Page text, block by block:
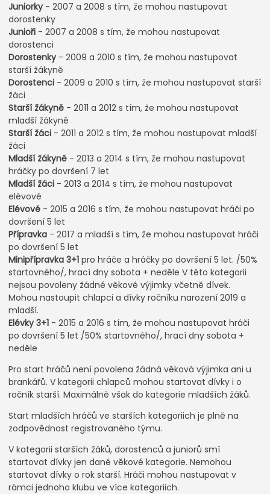
Juniorky- 2007 a 2008 s tím, že mohou nastupovat
dorostenky
Junioři - 2007 a 2008 s tím, že mohou nastupovat
dorostenci
Dorostenky- 2009 a 2010 s tím, že mohou nastupovat
starší žákyně
Dorostenci - 2009 a 2010 s tím, že mohou nastupovat starší
žáci
Starší žákyně - 2011 a 2012 s tím, že mohou nastupovat
mladší žákyně
Starší žáci - 2011 a 2012 s tím, že mohou nastupovat mladší
žáci
Mladší žákyně - 2013 a 2014 s tím, že mohou nastupovat
hráčky po dovršení 7 let
Mladší žáci - 2013 a 2014 s tím, že mohou nastupovat
elévové
Elévové - 2015 a 2016 s tím, že mohou nastupovat hráči po
dovršení 5 let
Přípravka - 2017 a mladší s tím, že mohou nastupovat hráči
po dovršení 5 let
Minipřípravka 3+1 pro hráče a hráčky po dovršení 5 let. /50%
startovného/, hrací dny sobota + neděle V této kategorii
nejsou povoleny žádné věkové výjimky včetně dívek.
Mohou nastoupit chlapci a dívky ročníku narození 2019 a
mladší.
Elévky 3+1 - 2015 a 2016 s tím, že mohou nastupovat hráči
po dovršení 5 let /50% startovného/, hrací dny sobota +
neděle
Pro start hráčů není povolena žádná věková výjimka ani u
brankářů. V kategorii chlapců mohou startovat dívky i o
ročník starší. Maximálně však do kategorie mladších žáků.
Start mladších hráčů ve starších kategoriich je plně na
zodpovědnost registrovaného týmu.
V kategorii starších žáků, dorostenců a juniorů smí
startovat dívky jen dané věkové kategorie. Nemohou
startovat dívky o rok starší. Hráči mohou nastupovat v
rámci jednoho klubu ve více kategoriich.